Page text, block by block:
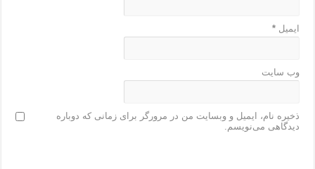
ایمیل*
وب‌ سایت
ذخیره نام، ایمیل و وبسایت من در مرورگر برای زمانی که دوباره
دیدگاهی می‌نویسم.